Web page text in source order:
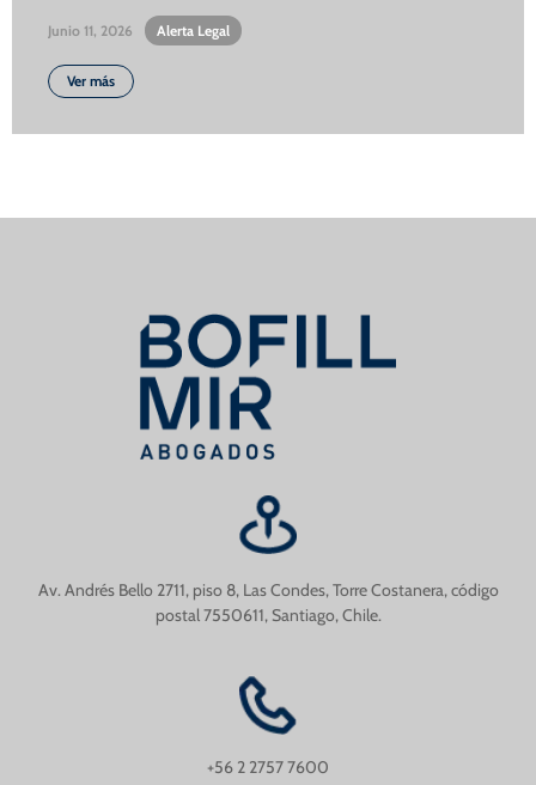
Junio 11, 2026 Alerta Legal
Ver más
Av. Andrés Bello 2711, piso 8, Las Condes, Torre Costanera, código
postal 7550611, Santiago, Chile.
+56 2 2757 7600